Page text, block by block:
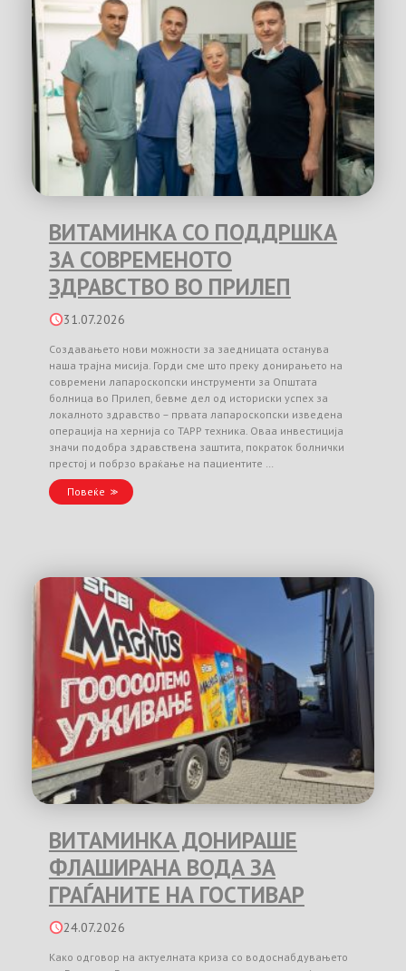
ВИТАМИНКА СО ПОДДРШКА
ЗА СОВРЕМЕНОТО
ЗДРАВСТВО ВО ПРИЛЕП
31.07.2026
Создавањето нови можности за заедницата останува
наша трајна мисија. Горди сме што преку донирањето на
современи лапароскопски инструменти за Општата
болница во Прилеп, бевме дел од историски успех за
локалното здравство – првата лапароскопски изведена
операција на хернија со TAPP техника. Оваа инвестиција
значи подобра здравствена заштита, пократок болнички
престој и побрзо враќање на пациентите …
Повеќе
ВИТАМИНКА ДОНИРАШЕ
ФЛАШИРАНА ВОДА ЗА
ГРАЃАНИТЕ НА ГОСТИВАР
24.07.2026
Како одговор на актуелната криза со водоснабдувањето